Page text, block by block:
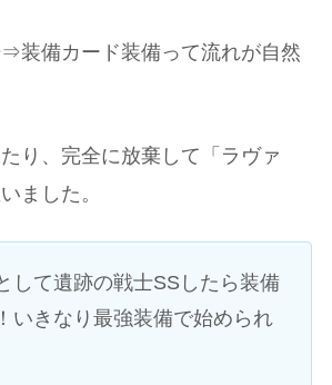
装備カード装備って流れが自然
り、完全に放棄して「ラヴァ
ました。
して遺跡の戦士SSしたら装備
いきなり最強装備で始められ